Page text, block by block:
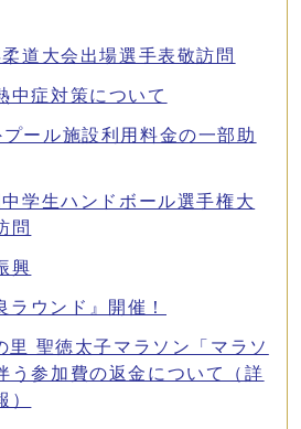
道大会出場選手表敬訪問
中症対策について
ール施設利用料金の一部助
学生ハンドボール選手権大
問
興
ウンド』開催！
里 聖徳太子マラソン「マラソ
う参加費の返金について（詳
）